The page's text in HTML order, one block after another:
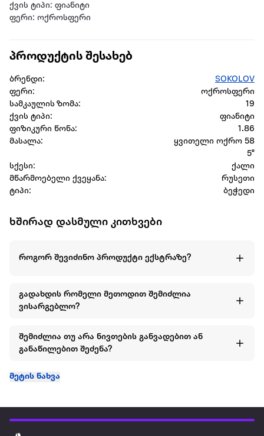
ქვის ტიპი: ფიანიტი
ფერი: ოქროსფერი
პროდუქტის შესახებ
ბრენდი:
SOKOLOV
ფერი:
ოქროსფერი
სამკაულის ზომა:
19
ქვის ტიპი:
ფიანიტი
ფიზიკური წონა:
1.86
მასალა:
ყვითელი ოქრო 58
5°
სქესი:
ქალი
მწარმოებელი ქვეყანა:
რუსეთი
ტიპი:
ბეჭედი
ხშირად დასმული კითხვები
როგორ შევიძინო პროდუქტი ექსტრაზე?
გადახდის რომელი მეთოდით შემიძლია
ვისარგებლო?
შემიძლია თუ არა ნივთების განვადებით ან
განაწილებით შეძენა?
მეტის ნახვა